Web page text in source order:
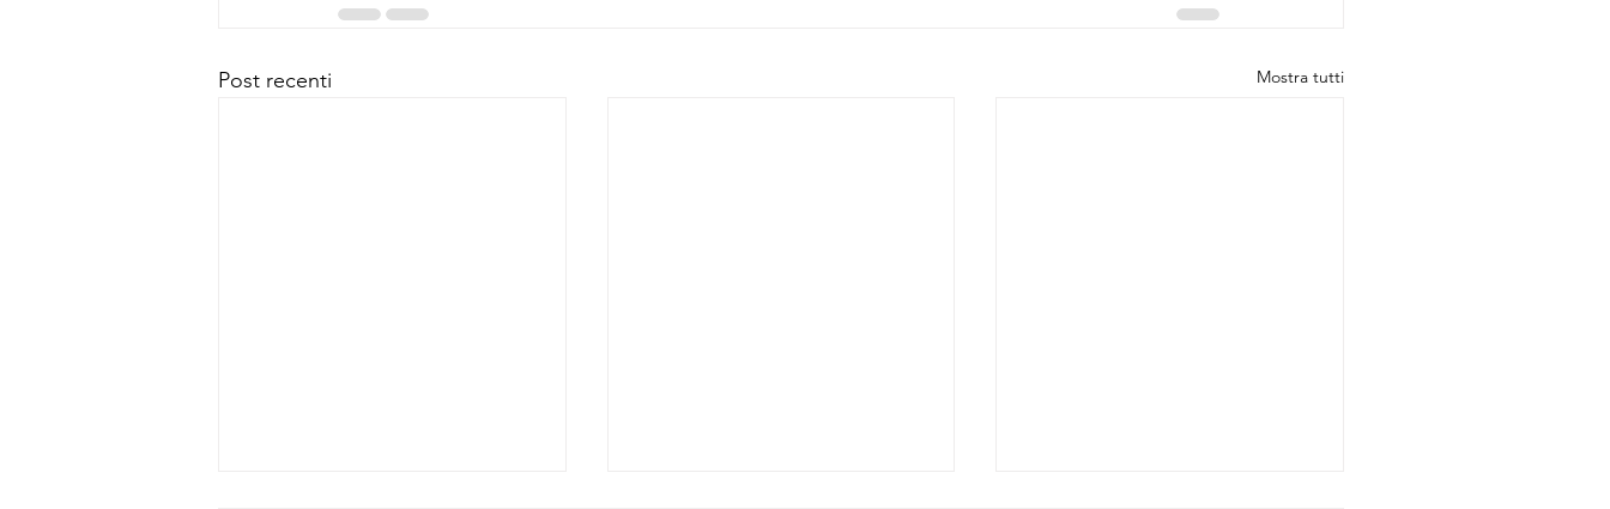
Post recenti Mostra tutti